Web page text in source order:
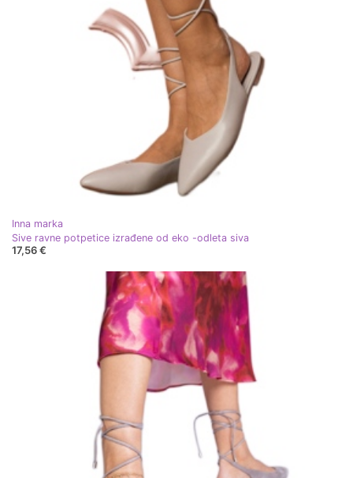
Inna marka
Sive ravne potpetice izrađene od eko -odleta siva
17,56 €